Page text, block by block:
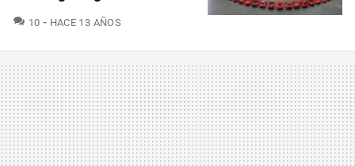
10 COMENTARIOS
HACE 13 AÑOS